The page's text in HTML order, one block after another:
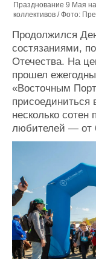
Празднование 9 Мая
коллективов / Фото:
Продолжился
состязаниями,
Отечества. На
прошел
«Восточным
несколько
любителей — от